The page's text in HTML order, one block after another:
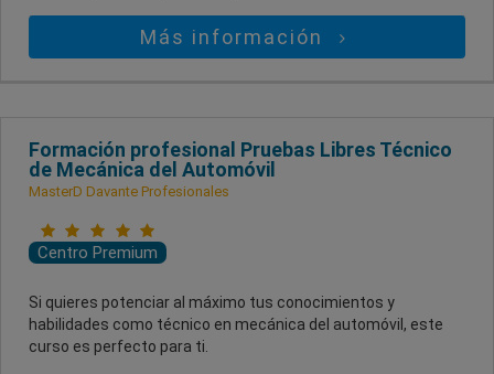
Más información
Formación profesional Pruebas Libres Técnico
de Mecánica del Automóvil
MasterD Davante Profesionales
Centro Premium
Si quieres potenciar al máximo tus conocimientos y
habilidades como técnico en mecánica del automóvil, este
curso es perfecto para ti.